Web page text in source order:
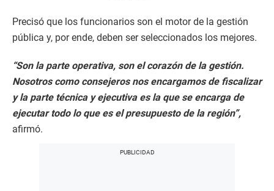
Precisó que los funcionarios son el motor de la gestión
pública y, por ende, deben ser seleccionados los mejores.
“Son la parte operativa, son el corazón de la gestión.
Nosotros como consejeros nos encargamos de fiscalizar
y la parte técnica y ejecutiva es la que se encarga de
ejecutar todo lo que es el presupuesto de la región”,
afirmó.